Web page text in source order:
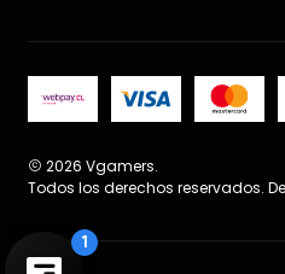
2026 Vgamers.
Todos los derechos reservados.